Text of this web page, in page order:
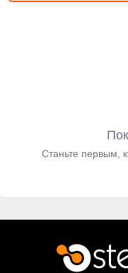
Станьте первым,